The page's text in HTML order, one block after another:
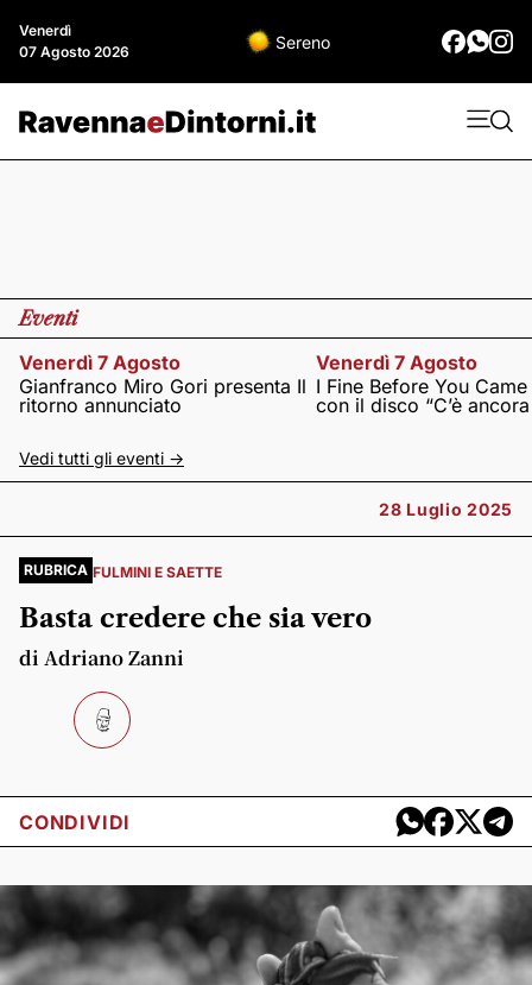
Venerdì
07 Agosto 2026
Sereno
Eventi
Venerdì 7 Agosto
Gianfranco Miro Gori presenta Il
ritorno annunciato
Venerdì 7 Agosto
I Fine Before You
con il disco “C’è
Vedi tutti gli eventi ->
28 Luglio 2025
RUBRICA FULMINI E SAETTE
Basta credere che sia vero
di Adriano Zanni
CONDIVIDI